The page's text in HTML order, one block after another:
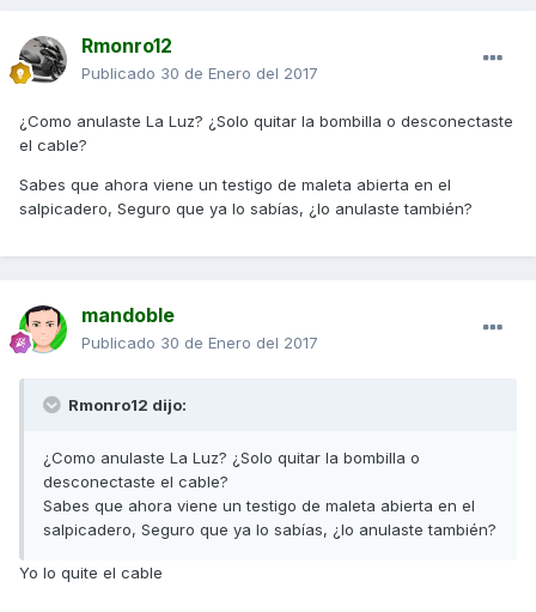
Rmonro12
Publicado 30 de Enero del 2017
¿Como anulaste La Luz? ¿Solo quitar la bombilla o desconectaste
el cable?
Sabes que ahora viene un testigo de maleta abierta en el
salpicadero, Seguro que ya lo sabías, ¿lo anulaste también?
mandoble
Publicado 30 de Enero del 2017
Rmonro12 dijo:
¿Como anulaste La Luz? ¿Solo quitar la bombilla o
desconectaste el cable?
Sabes que ahora viene un testigo de maleta abierta en el
salpicadero, Seguro que ya lo sabías, ¿lo anulaste también?
Yo lo quite el cable